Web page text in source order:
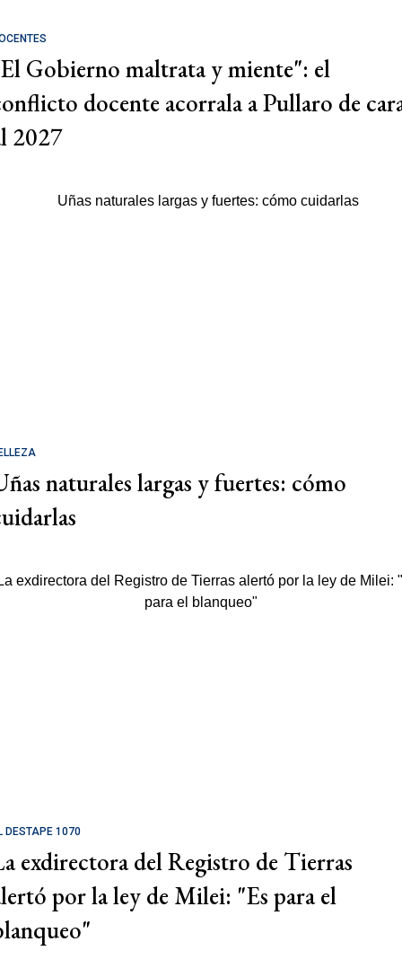
Gobierno maltrata y miente": el
docente acorrala a Pullaro de
2027
naturales largas y fuertes: cómo
DESTAPE 1070
exdirectora del Registro de Tierras
por la ley de Milei: "Es para el